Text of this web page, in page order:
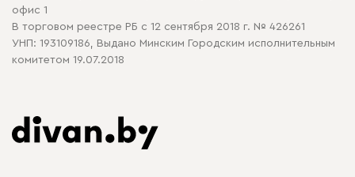
офис 1
В торговом реестре РБ с 12 сентября 2018 г. № 426261
УНП: 193109186, Выдано Минским Городским исполнительным
комитетом 19.07.2018